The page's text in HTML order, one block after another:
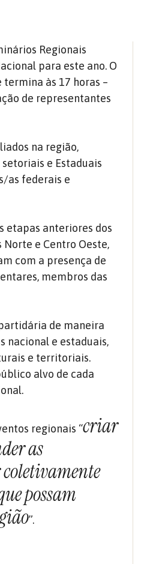
Regionais
para este ano. O
às 17 horas –
de representantes
na região,
e Estaduais
as federais e
etapas anteriores dos
Norte e Centro Oeste,
com a presença de
membros das
de maneira
nacional e estaduais,
e territoriais.
alvo de cada
regionais “criar
as
coletivamente
possam
”.